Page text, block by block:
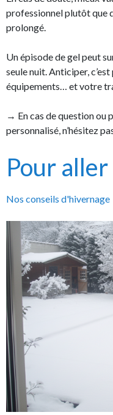
professionnel plutôt que
prolongé.
Un épisode de gel peut
seule nuit. Anticiper,
équipements… et votre
→ En cas de question ou
personnalisé, n’hésitez
Pour
Nos conseils d'hivernage